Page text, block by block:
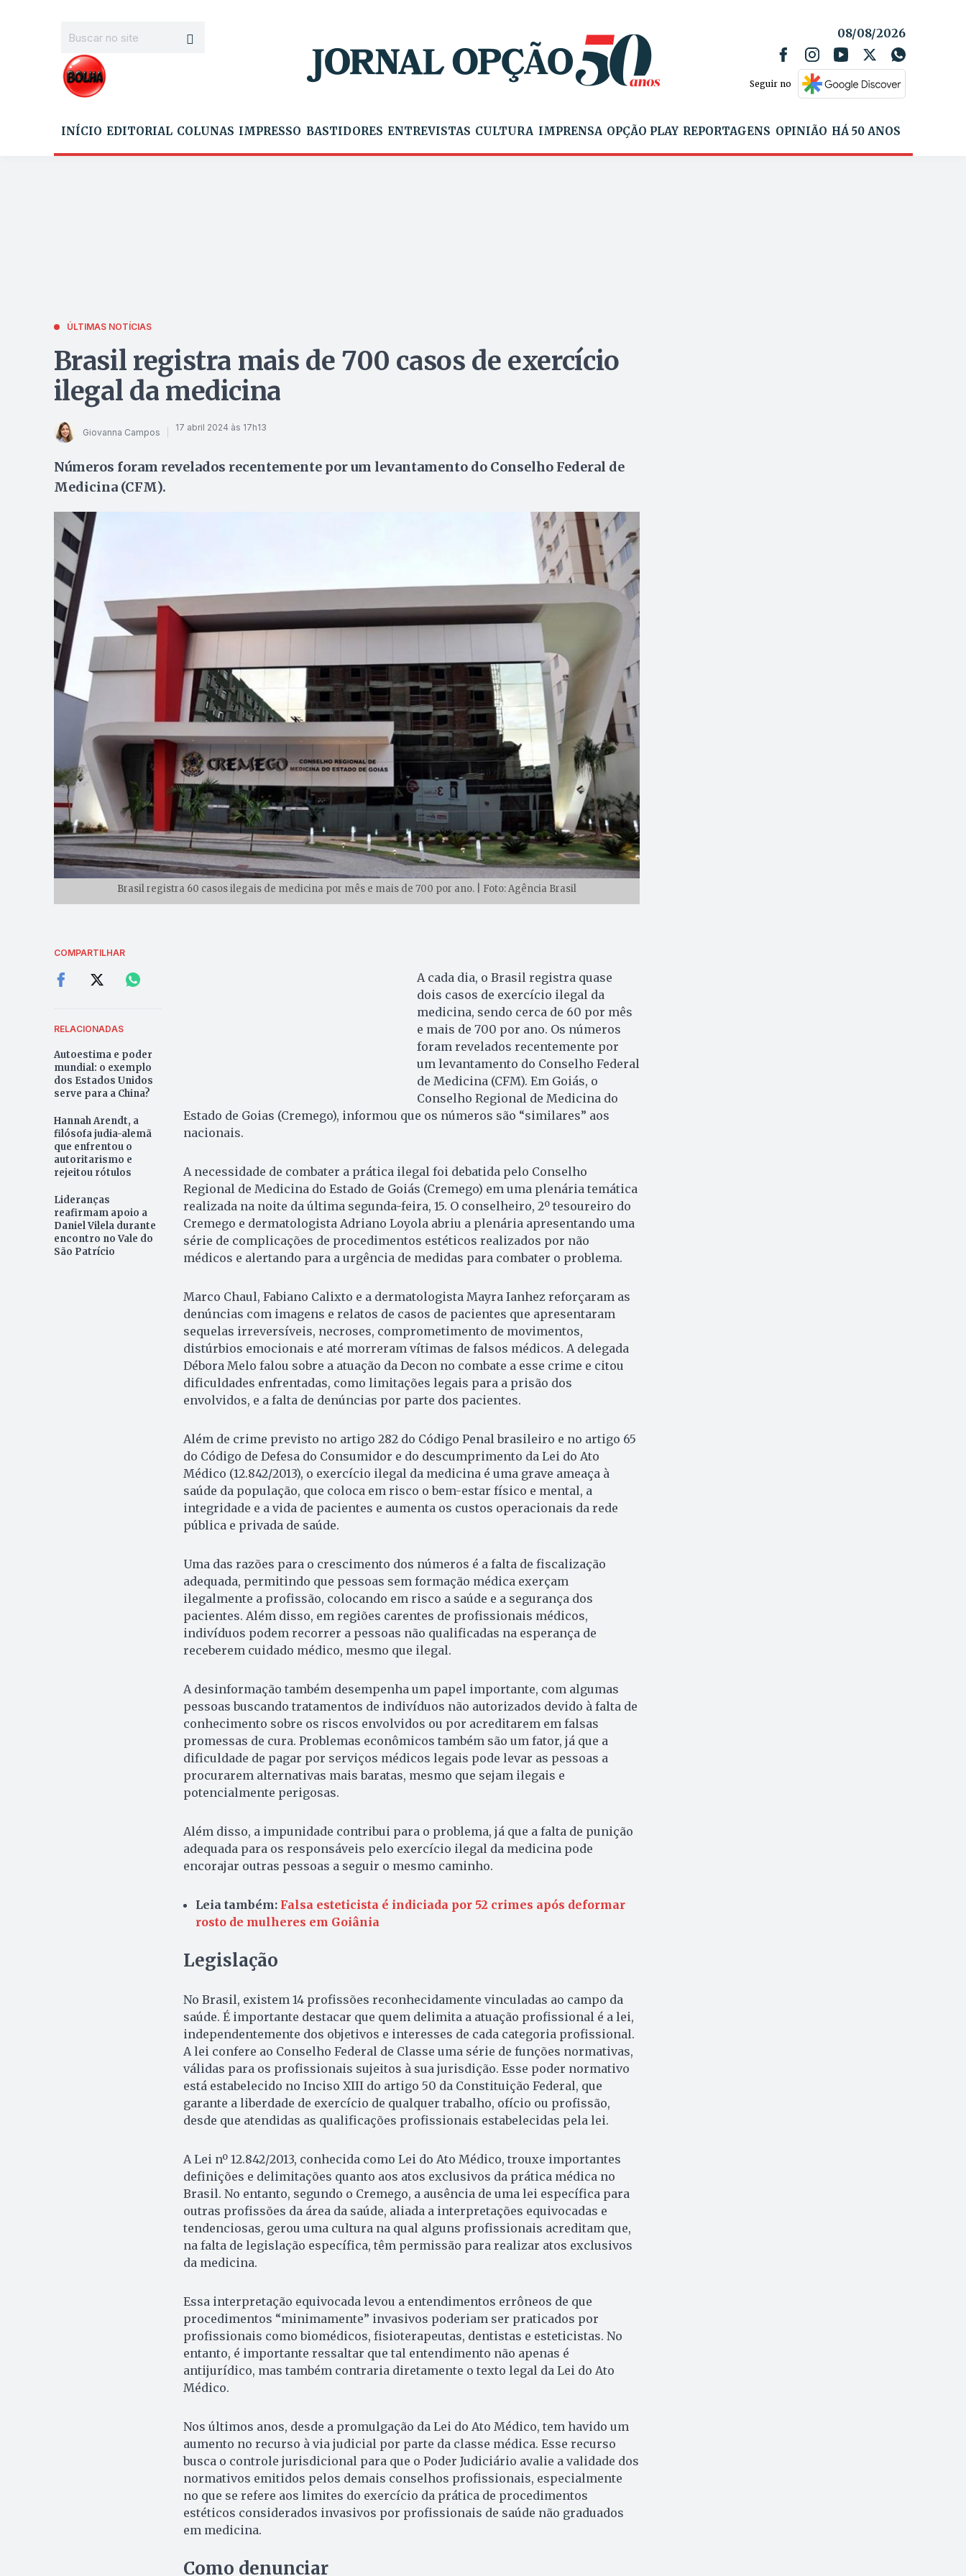
08/08/2026
Seguir no
INÍCIO EDITORIAL COLUNAS IMPRESSO BASTIDORES ENTREVISTAS CULTURA IMPRENSA OPÇÃO PLAY REPORTAGENS OPINIÃO HÁ 50 ANOS
ÚLTIMAS NOTÍCIAS
Brasil registra mais de 700 casos de exercício
ilegal da medicina
Giovanna Campos 17 abril 2024 às 17h13
Números foram revelados recentemente por um levantamento do Conselho Federal de
Medicina (CFM).
Brasil registra 60 casos ilegais de medicina por mês e mais de 700 por ano. | Foto: Agência Brasil
COMPARTILHAR
RELACIONADAS
Autoestima e poder
mundial: o exemplo
dos Estados Unidos
serve para a China?
Hannah Arendt, a
filósofa judia-alemã
que enfrentou o
autoritarismo e
rejeitou rótulos
Lideranças
reafirmam apoio a
Daniel Vilela durante
encontro no Vale do
São Patrício
A cada dia, o Brasil registra quase
dois casos de exercício ilegal da
medicina, sendo cerca de 60 por mês
e mais de 700 por ano. Os números
foram revelados recentemente por
um levantamento do Conselho Federal
de Medicina (CFM). Em Goiás, o
Conselho Regional de Medicina do
Estado de Goias (Cremego), informou que os números são “similares” aos
nacionais.
A necessidade de combater a prática ilegal foi debatida pelo Conselho
Regional de Medicina do Estado de Goiás (Cremego) em uma plenária temática
realizada na noite da última segunda-feira, 15. O conselheiro, 2º tesoureiro do
Cremego e dermatologista Adriano Loyola abriu a plenária apresentando uma
série de complicações de procedimentos estéticos realizados por não
médicos e alertando para a urgência de medidas para combater o problema.
Marco Chaul, Fabiano Calixto e a dermatologista Mayra Ianhez reforçaram as
denúncias com imagens e relatos de casos de pacientes que apresentaram
sequelas irreversíveis, necroses, comprometimento de movimentos,
distúrbios emocionais e até morreram vítimas de falsos médicos. A delegada
Débora Melo falou sobre a atuação da Decon no combate a esse crime e citou
dificuldades enfrentadas, como limitações legais para a prisão dos
envolvidos, e a falta de denúncias por parte dos pacientes.
Além de crime previsto no artigo 282 do Código Penal brasileiro e no artigo 65
do Código de Defesa do Consumidor e do descumprimento da Lei do Ato
Médico (12.842/2013), o exercício ilegal da medicina é uma grave ameaça à
saúde da população, que coloca em risco o bem-estar físico e mental, a
integridade e a vida de pacientes e aumenta os custos operacionais da rede
pública e privada de saúde.
Uma das razões para o crescimento dos números é a falta de fiscalização
adequada, permitindo que pessoas sem formação médica exerçam
ilegalmente a profissão, colocando em risco a saúde e a segurança dos
pacientes. Além disso, em regiões carentes de profissionais médicos,
indivíduos podem recorrer a pessoas não qualificadas na esperança de
receberem cuidado médico, mesmo que ilegal.
A desinformação também desempenha um papel importante, com algumas
pessoas buscando tratamentos de indivíduos não autorizados devido à falta de
conhecimento sobre os riscos envolvidos ou por acreditarem em falsas
promessas de cura. Problemas econômicos também são um fator, já que a
dificuldade de pagar por serviços médicos legais pode levar as pessoas a
procurarem alternativas mais baratas, mesmo que sejam ilegais e
potencialmente perigosas.
Além disso, a impunidade contribui para o problema, já que a falta de punição
adequada para os responsáveis pelo exercício ilegal da medicina pode
encorajar outras pessoas a seguir o mesmo caminho.
Leia também: Falsa esteticista é indiciada por 52 crimes após deformar
rosto de mulheres em Goiânia
Legislação
No Brasil, existem 14 profissões reconhecidamente vinculadas ao campo da
saúde. É importante destacar que quem delimita a atuação profissional é a lei,
independentemente dos objetivos e interesses de cada categoria profissional.
A lei confere ao Conselho Federal de Classe uma série de funções normativas,
válidas para os profissionais sujeitos à sua jurisdição. Esse poder normativo
está estabelecido no Inciso XIII do artigo 50 da Constituição Federal, que
garante a liberdade de exercício de qualquer trabalho, ofício ou profissão,
desde que atendidas as qualificações profissionais estabelecidas pela lei.
A Lei nº 12.842/2013, conhecida como Lei do Ato Médico, trouxe importantes
definições e delimitações quanto aos atos exclusivos da prática médica no
Brasil. No entanto, segundo o Cremego, a ausência de uma lei específica para
outras profissões da área da saúde, aliada a interpretações equivocadas e
tendenciosas, gerou uma cultura na qual alguns profissionais acreditam que,
na falta de legislação específica, têm permissão para realizar atos exclusivos
da medicina.
Essa interpretação equivocada levou a entendimentos errôneos de que
procedimentos “minimamente” invasivos poderiam ser praticados por
profissionais como biomédicos, fisioterapeutas, dentistas e esteticistas. No
entanto, é importante ressaltar que tal entendimento não apenas é
antijurídico, mas também contraria diretamente o texto legal da Lei do Ato
Médico.
Nos últimos anos, desde a promulgação da Lei do Ato Médico, tem havido um
aumento no recurso à via judicial por parte da classe médica. Esse recurso
busca o controle jurisdicional para que o Poder Judiciário avalie a validade dos
normativos emitidos pelos demais conselhos profissionais, especialmente
no que se refere aos limites do exercício da prática de procedimentos
estéticos considerados invasivos por profissionais de saúde não graduados
em medicina.
Como denunciar